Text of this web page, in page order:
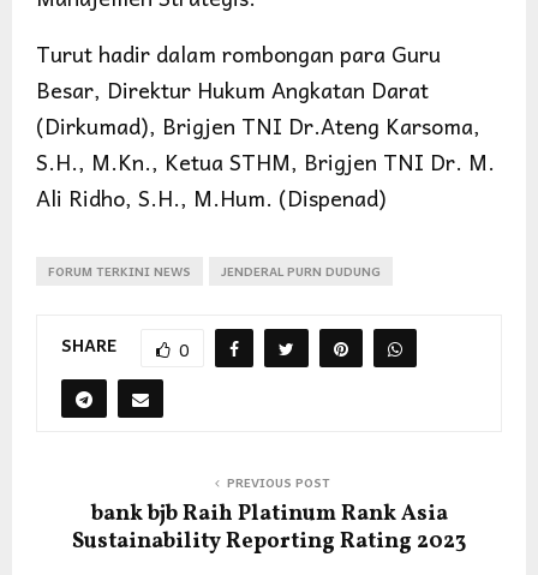
Turut hadir dalam rombongan para Guru
Besar, Direktur Hukum Angkatan Darat
(Dirkumad), Brigjen TNI Dr.Ateng Karsoma,
S.H., M.Kn., Ketua STHM, Brigjen TNI Dr. M.
Ali Ridho, S.H., M.Hum. (Dispenad)
FORUM TERKINI NEWS JENDERAL PURN DUDUNG
SHARE 0
PREVIOUS POST
bank bjb Raih Platinum Rank Asia
Sustainability Reporting Rating 2023